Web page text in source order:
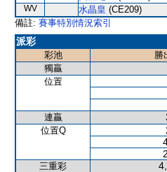
WV
水晶皇 (CE209)
備註: 賽事特別情況索引
派彩
彩池 勝
獨贏
位置
連贏
位置Q
三重彩